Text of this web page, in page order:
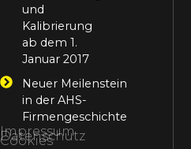
und
Kalibrierung
ab dem 1.
Januar 2017
Neuer Meilenstein
in der AHS-
Firmengeschichte
Impressum
Datenschutz
Cookies